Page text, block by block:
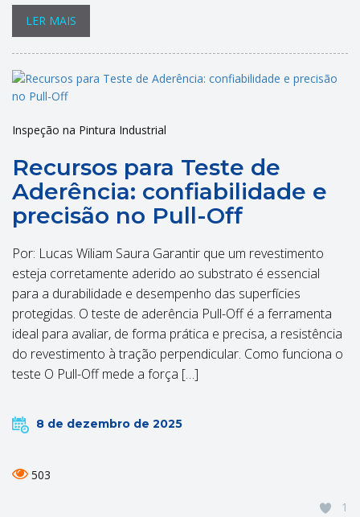
LER MAIS
Inspeção na Pintura Industrial
Recursos para Teste de
Aderência: confiabilidade e
precisão no Pull-Off
Por: Lucas Wiliam Saura Garantir que um revestimento
esteja corretamente aderido ao substrato é essencial
para a durabilidade e desempenho das superfícies
protegidas. O teste de aderência Pull-Off é a ferramenta
ideal para avaliar, de forma prática e precisa, a resistência
do revestimento à tração perpendicular. Como funciona o
teste O Pull-Off mede a força […]
8 de dezembro de 2025
503
1